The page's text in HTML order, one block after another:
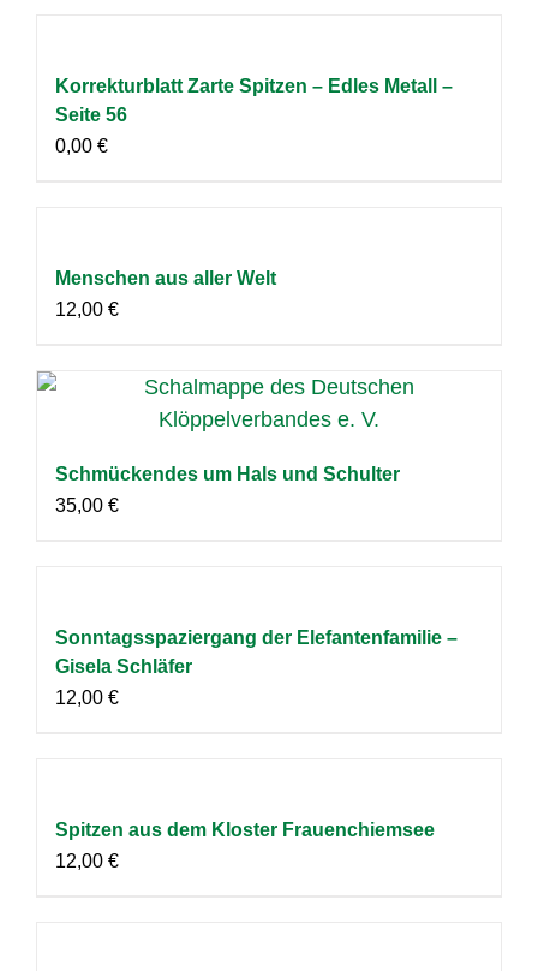
Korrekturblatt Zarte Spitzen – Edles Metall –
Seite 56
0,00 €
Menschen aus aller Welt
12,00 €
Schmückendes um Hals und Schulter
35,00 €
Sonntagsspaziergang der Elefantenfamilie –
Gisela Schläfer
12,00 €
Spitzen aus dem Kloster Frauenchiemsee
12,00 €